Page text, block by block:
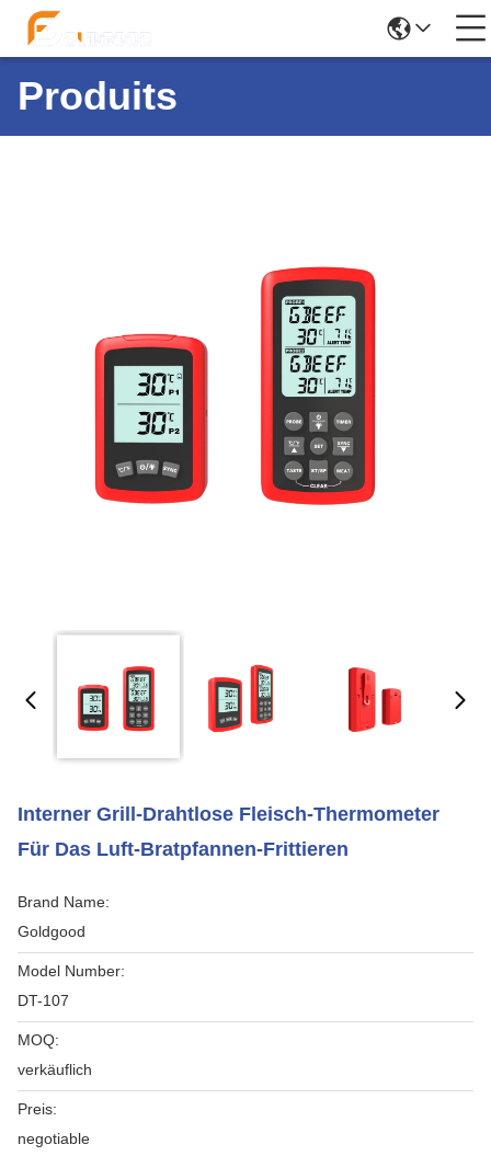
Produits
Interner Grill-Drahtlose Fleisch-Thermometer
Für Das Luft-Bratpfannen-Frittieren
Brand Name:
Goldgood
Model Number:
DT-107
MOQ:
verkäuflich
Preis:
negotiable